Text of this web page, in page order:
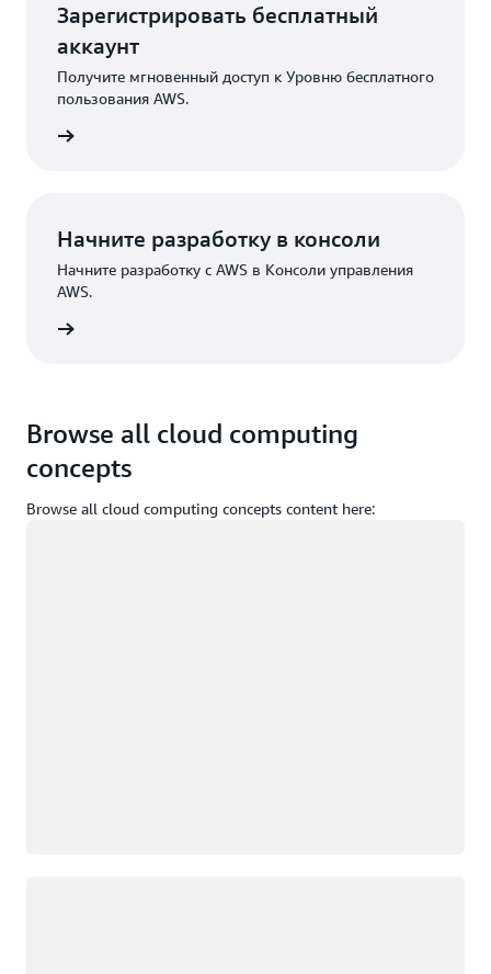
Зарегистрировать бесплатный
аккаунт
Получите мгновенный доступ к Уровню бесплатного
пользования AWS.
Начните разработку в консоли
Начните разработку с AWS в Консоли управления
AWS.
Browse all cloud computing
concepts
Browse all cloud computing concepts content here: